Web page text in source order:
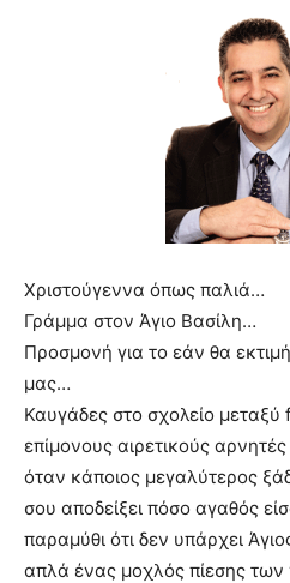
the
meaning
of
pain.
pornhun
hd
porn
Χριστούγεννα όπως παλιά…
Γράμμα στον Άγιο Βασίλη…
Προσμονή για το εάν θα
μας…
Καυγάδες στο σχολείο μεταξύ
επίμονους αιρετικούς
όταν κάποιος μεγαλύτερος
σου αποδείξει πόσο αγαθός
παραμύθι ότι δεν υπάρχει
απλά ένας μοχλός πίεσης